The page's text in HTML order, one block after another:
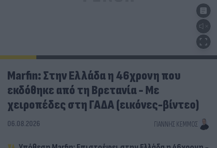
Marfin: Στην Ελλάδα η 46χρονη που
εκδόθηκε από τη Βρετανία - Με
χειροπέδες στη ΓΑΔΑ (εικόνες-βίντεο)
06.08.2026 ΓΙΆΝΝΗΣ ΚΈΜΜΟΣ